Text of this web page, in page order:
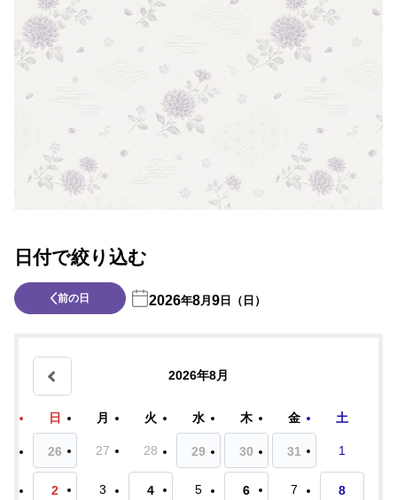
日付で絞り込む
前の日 2026年8月9日（日）
2026年8月
日 月 火 水 木 金 土
26 27 28 29 30 31 1
2 3 4 5 6 7 8